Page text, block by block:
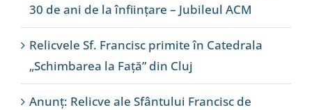
30 de ani de la înființare – Jubileul ACM
Relicvele Sf. Francisc primite în Catedrala
„Schimbarea la Față” din Cluj
Anunț: Relicve ale Sfântului Francisc de